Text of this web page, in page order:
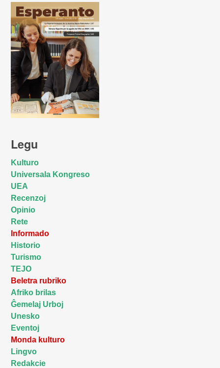
Legu
Kulturo
Universala Kongreso
UEA
Recenzoj
Opinio
Rete
Informado
Historio
Turismo
TEJO
Beletra rubriko
Afriko brilas
Ĝemelaj Urboj
Unesko
Eventoj
Monda kulturo
Lingvo
Redakcie